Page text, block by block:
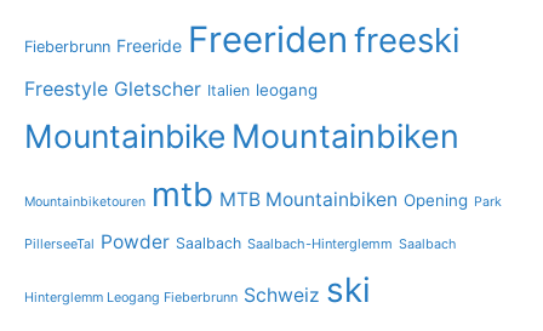
Fieberbrunn Freeride Freeriden freeski
Freestyle Gletscher Italien leogang
Mountainbike Mountainbiken
Mountainbiketouren mtb MTB Mountainbiken Opening Park
PillerseeTal Powder Saalbach Saalbach-Hinterglemm Saalbach
Hinterglemm Leogang Fieberbrunn Schweiz ski